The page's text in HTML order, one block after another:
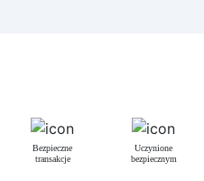
Bezpieczne
transakcje
Uczynione
bezpiecznym